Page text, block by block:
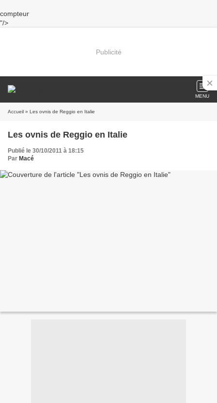
compteur
"/>
Publicité
MENU
Accueil » Les ovnis de Reggio en Italie
Les ovnis de Reggio en Italie
Publié le 30/10/2011 à 18:15
Par Macé